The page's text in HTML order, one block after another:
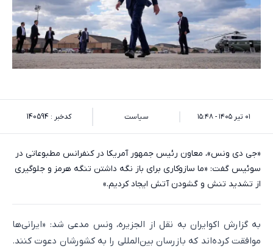
۰۱ تیر ۱۴۰۵ - ۱۵:۴۸ سیاست کدخبر : 140594
«جی دی ونس»، معاون رئیس جمهور آمریکا در کنفرانس مطبوعاتی در
سوئیس گفت: «ما سازوکاری برای باز نگه داشتن تنگه هرمز و جلوگیری
از تشدید تنش و گشودن آتش ایجاد کردیم.»
به گزارش اکوایران به نقل از الجزیره، ونس مدعی شد: «ایرانی‌ها
موافقت کرده‌اند که بازرسان بین‌المللی را به کشورشان دعوت کنند.